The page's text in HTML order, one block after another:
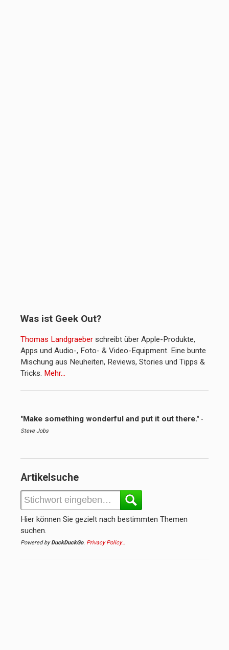
Was ist Geek Out?
Thomas Landgraeber schreibt über Apple-Produkte,
Apps und Audio-, Foto- & Video-Equipment. Eine bunte
Mischung aus Neuheiten, Reviews, Stories und Tipps &
Tricks. Mehr…
"Make something wonderful and put it out there." -
Steve Jobs
Artikelsuche
Hier können Sie gezielt nach bestimmten Themen
suchen.
Powered byDuckDuckGo. Privacy Policy…